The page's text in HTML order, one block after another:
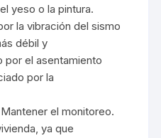
yeso o la pintura.
la vibración del sismo
débil y
por el asentamiento
por la
el monitoreo.
ya que